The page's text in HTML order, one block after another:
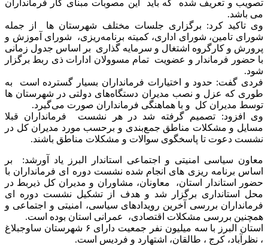
تصویب و تعریف شده که باید این مصوبات مبنای کار فرمانداران
می باشد.
وی تاکید کرد: برگزاری جلسات مختلف شهرستان ها از جمله
شورای تامین، شورای اداری، کمیته برنامه‌ریزی، شورای آموزش و
پرورش و کارگروه اشتغال و سرمایه گذاری بر اساس جدول زمانی
با حضور فرماندار و عضویت تمام مسوولان ادارات ذی ربط برگزار
شود.
فردی گفت: حدود و اختیارات فرمانداران بسیار گسترده است به
طوری که عزل و نصب مدیران دستگاه‌های دولتی در شهرستان ها
توسط مدیران کل و با هماهنگی فرمانداران صورت می‌گیرد.
وی افزود: تصمیم گرفته شد در هر نشست فرمانداران قبلا
مسایل و مشکلات مناطق جمع‌بندی و برحسب مورد مدیران کل در
نشست دعوت تا پاسخگوی سوالات و مشکلات مناطق باشند.
معاون سیاسی امنیتی و اجتماعی استاندار البرز یاد آورشد: بر
اساس برنامه ریزی های انجام شده نشست دوره ای فرمانداران با
حضور استاندار استان، معاونان، مشاوران و مدیران کل ذیربط در
محل استانداری برگزار شد و هدف از تشکیل نشست دوره ای
فرمانداران بررسی آخرین رویدادهای سیاسی، امنیتی و اجتماعی و
همچنین بررسی مشکلات اقتصادی، عمرانی استان بوده است.
استان البرز با سه میلیون نفر جمعیت دارای ۶ شهرستان ساوجبلاغ
، نظرآباد، کرج ، طالقان، اشتهارد و فردیس است.